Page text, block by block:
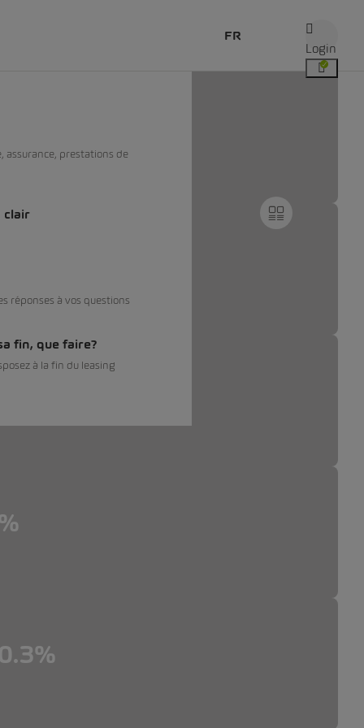
assurance, prestations de
clair
réponses à vos questions
fin, que faire?
à la fin du leasing
FR
Login